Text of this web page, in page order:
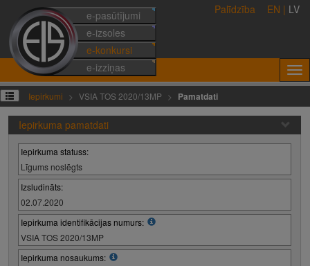
e-pasūtījumi
e-izsoles
e-konkursi
e-izziņas
Palīdzība EN | LV
Iepirkumi VSIA TOS 2020/13MP Pamatdati
Iepirkuma pamatdati
Iepirkuma statuss:
Līgums noslēgts
Izsludināts:
02.07.2020
Iepirkuma identifikācijas numurs:
VSIA TOS 2020/13MP
Iepirkuma nosaukums: